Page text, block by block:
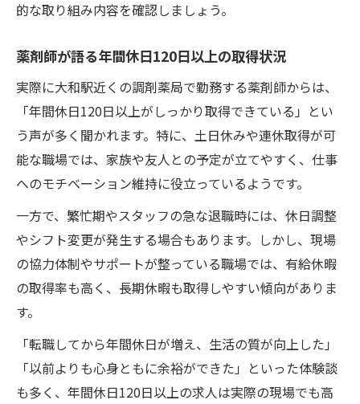
的な取り組み内容を確認しましょう。
薬剤師が語る年間休日120日以上の取得状況
実際に大和駅近くの調剤薬局で勤務する薬剤師からは、
「年間休日120日以上がしっかり取得できている」とい
う声が多く聞かれます。特に、土日休みや連休取得が可
能な職場では、家族や友人との予定が立てやすく、仕事
へのモチベーション維持に役立っているようです。
一方で、繁忙期やスタッフの急な退職時には、休日調整
やシフト変更が発生する場合もあります。しかし、現場
の協力体制やサポートが整っている職場では、有給休暇
の取得率も高く、長期休暇も取得しやすい傾向がありま
す。
「転職してから年間休日が増え、生活の質が向上した」
「以前よりも心身ともに余裕ができた」といった体験談
も多く、年間休日120日以上の求人は実際の現場でも高